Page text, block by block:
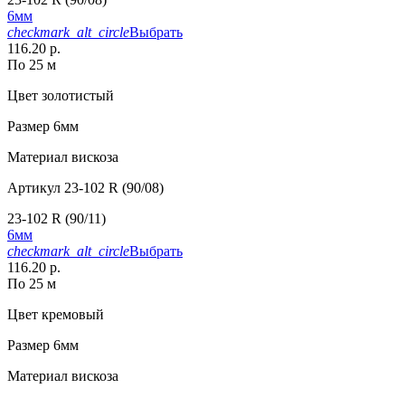
6мм
checkmark_alt_circleВыбрать
116.20 р.
По 25 м
Цвет золотистый
Размер 6мм
Материал вискоза
Артикул 23-102 R (90/08)
23-102 R (90/11)
6мм
checkmark_alt_circleВыбрать
116.20 р.
По 25 м
Цвет кремовый
Размер 6мм
Материал вискоза